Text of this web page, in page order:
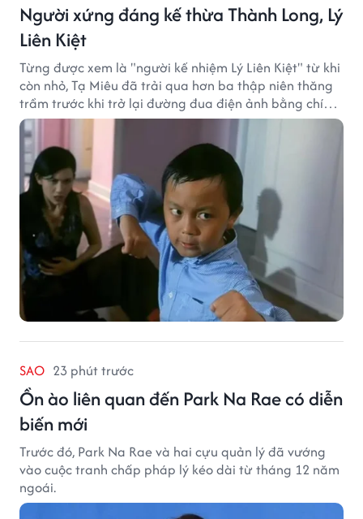
Người xứng đáng kế thừa Thành Long, Lý
Liên Kiệt
Từng được xem là "người kế nhiệm Lý Liên Kiệt" từ khi
còn nhỏ, Tạ Miêu đã trải qua hơn ba thập niên thăng
trầm trước khi trở lại đường đua điện ảnh bằng chính
sở trường võ thuật.
SAO 23 phút trước
Ồn ào liên quan đến Park Na Rae có diễn
biến mới
Trước đó, Park Na Rae và hai cựu quản lý đã vướng
vào cuộc tranh chấp pháp lý kéo dài từ tháng 12 năm
ngoái.